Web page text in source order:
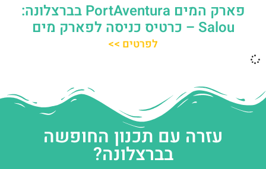
פארק המים PortAventura בברצלונה:
Salou – כרטיס כניסה לפארק מים
לפרטים >>
עזרה עם תכנון החופשה
בברצלונה?